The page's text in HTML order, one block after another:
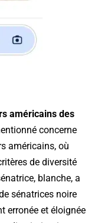
américains des
concerne
américains, où
de diversité
blanche, a
sénatrices noire
erronée et éloignée